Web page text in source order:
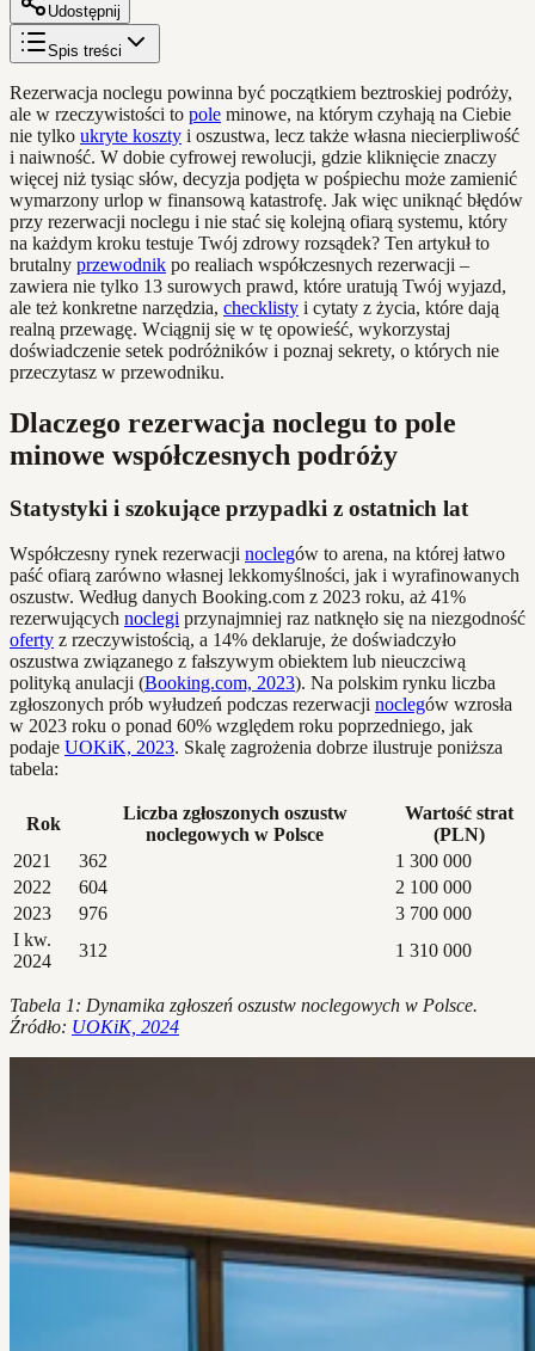
Udostępnij
Spis treści
Rezerwacja noclegu powinna być początkiem beztroskiej podróży,
ale w rzeczywistości to pole minowe, na którym czyhają na Ciebie
nie tylko ukryte koszty i oszustwa, lecz także własna niecierpliwość
i naiwność. W dobie cyfrowej rewolucji, gdzie kliknięcie znaczy
więcej niż tysiąc słów, decyzja podjęta w pośpiechu może zamienić
wymarzony urlop w finansową katastrofę. Jak więc uniknąć błędów
przy rezerwacji noclegu i nie stać się kolejną ofiarą systemu, który
na każdym kroku testuje Twój zdrowy rozsądek? Ten artykuł to
brutalny przewodnik po realiach współczesnych rezerwacji –
zawiera nie tylko 13 surowych prawd, które uratują Twój wyjazd,
ale też konkretne narzędzia, checklisty i cytaty z życia, które dają
realną przewagę. Wciągnij się w tę opowieść, wykorzystaj
doświadczenie setek podróżników i poznaj sekrety, o których nie
przeczytasz w przewodniku.
Dlaczego rezerwacja noclegu to pole
minowe współczesnych podróży
Statystyki i szokujące przypadki z ostatnich lat
Współczesny rynek rezerwacji noclegów to arena, na której łatwo
paść ofiarą zarówno własnej lekkomyślności, jak i wyrafinowanych
oszustw. Według danych Booking.com z 2023 roku, aż 41%
rezerwujących noclegi przynajmniej raz natknęło się na niezgodność
oferty z rzeczywistością, a 14% deklaruje, że doświadczyło
oszustwa związanego z fałszywym obiektem lub nieuczciwą
polityką anulacji (Booking.com, 2023). Na polskim rynku liczba
zgłoszonych prób wyłudzeń podczas rezerwacji noclegów wzrosła
w 2023 roku o ponad 60% względem roku poprzedniego, jak
podaje UOKiK, 2023. Skalę zagrożenia dobrze ilustruje poniższa
tabela:
Rok
Liczba zgłoszonych oszustw
noclegowych w Polsce
Wartość strat
(PLN)
2021
362
1 300 000
2022
604
2 100 000
2023
976
3 700 000
I kw.
2024
312 1 310 000
Tabela 1: Dynamika zgłoszeń oszustw noclegowych w Polsce.
Źródło: UOKiK, 2024